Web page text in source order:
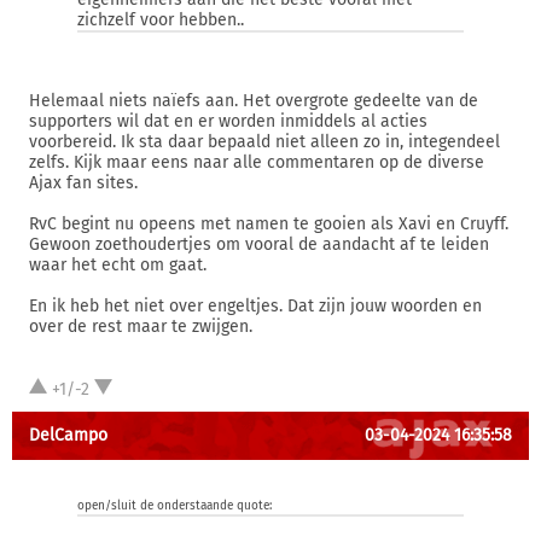
zichzelf voor hebben..
Helemaal niets naïefs aan. Het overgrote gedeelte van de
supporters wil dat en er worden inmiddels al acties
voorbereid. Ik sta daar bepaald niet alleen zo in, integendeel
zelfs. Kijk maar eens naar alle commentaren op de diverse
Ajax fan sites.
RvC begint nu opeens met namen te gooien als Xavi en Cruyff.
Gewoon zoethoudertjes om vooral de aandacht af te leiden
waar het echt om gaat.
En ik heb het niet over engeltjes. Dat zijn jouw woorden en
over de rest maar te zwijgen.
+1/-2
DelCampo 03-04-2024 16:35:58
open/sluit de onderstaande quote: